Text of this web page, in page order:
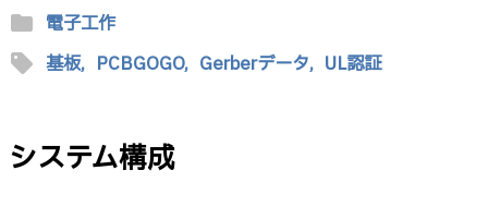
folder 電子工作
sell 基板, PCBGOGO, Gerberデータ, UL認証
システム構成